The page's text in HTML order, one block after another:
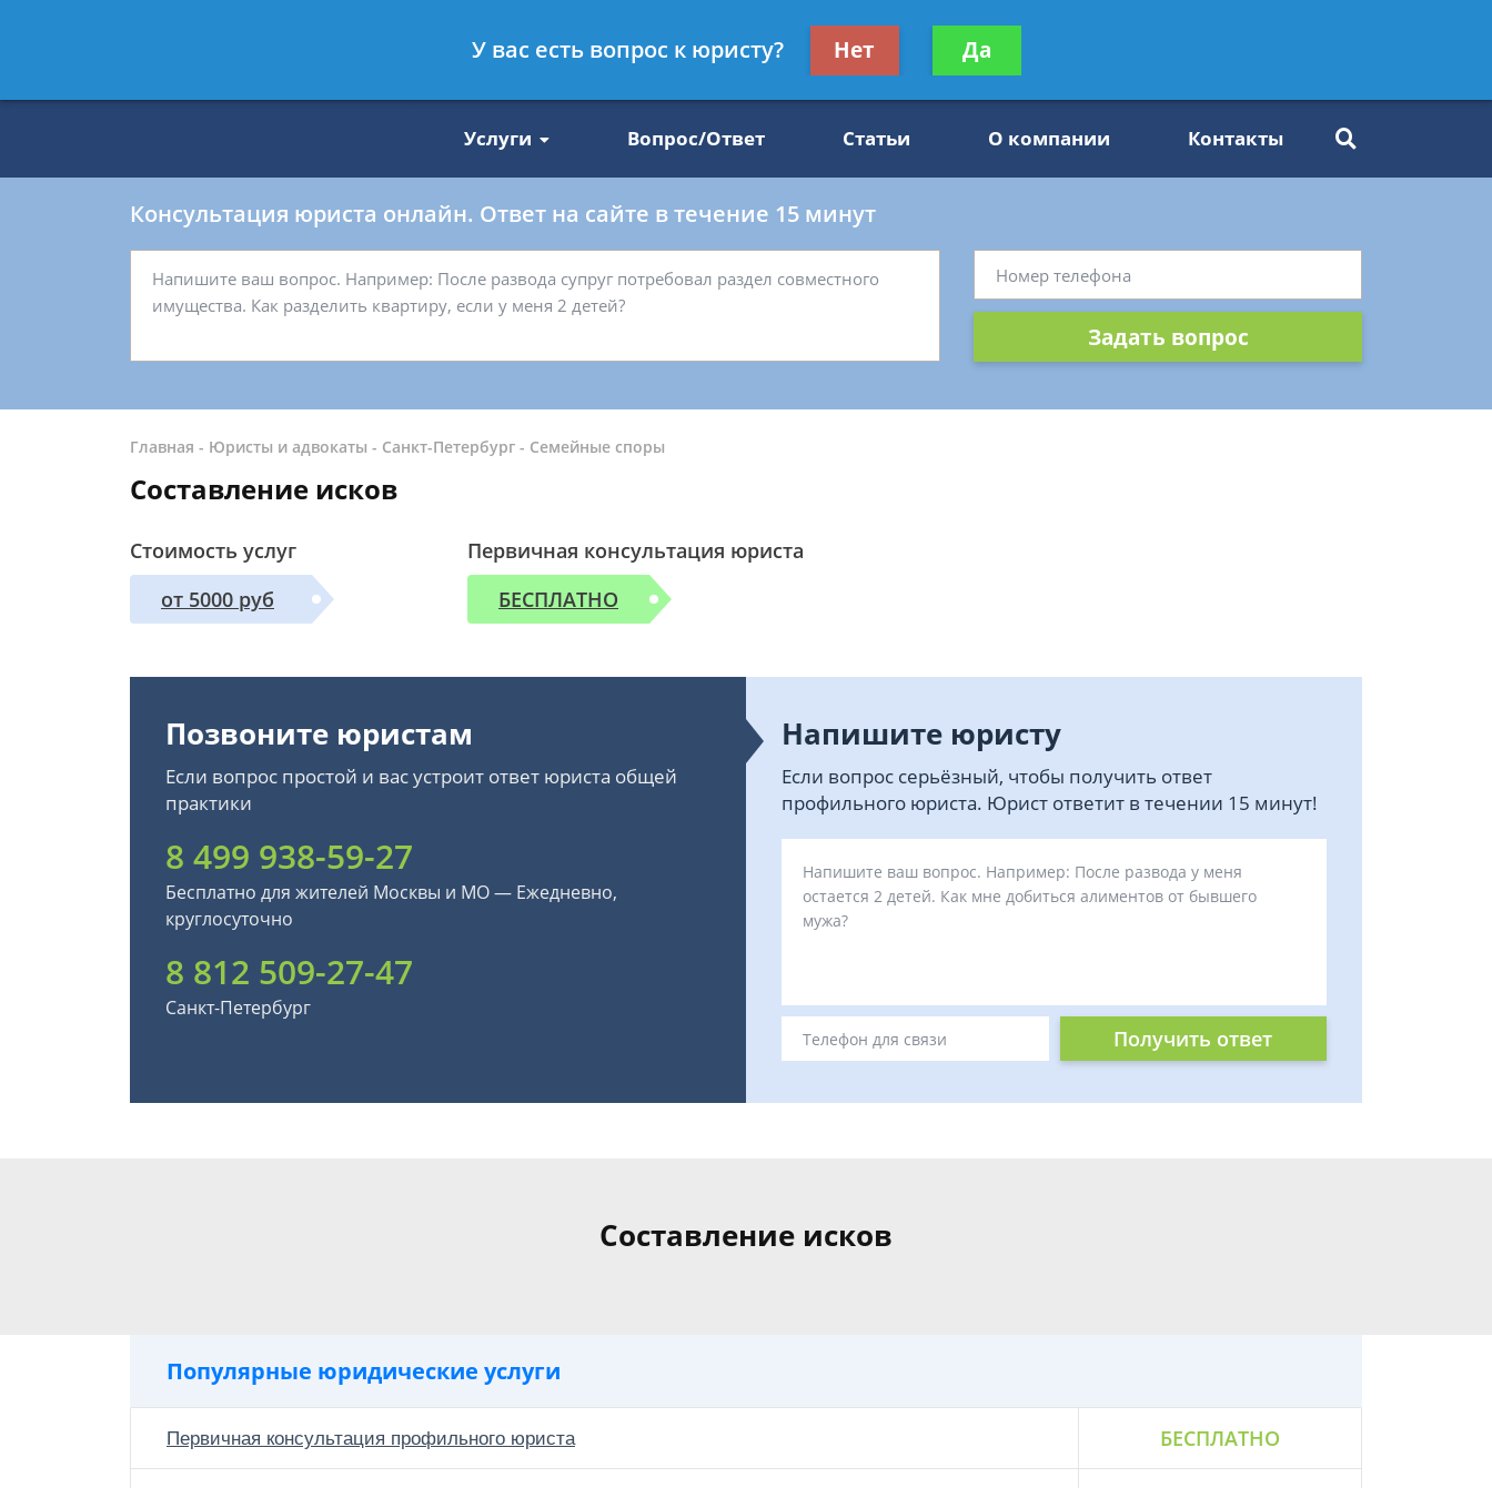
8 812 509-27-47
Получите консультацию
бесплатно
Услуги Вопрос/Ответ Статьи О компании Контакты
Консультация юриста онлайн. Ответ на сайте в течение 15 минут
Задать вопрос
Главная - Юристы и адвокаты - Санкт-Петербург - Семейные споры
Составление исков
Стоимость услуг
от 5000 руб
Первичная консультация юриста
БЕСПЛАТНО
Позвоните юристам
Если вопрос простой и вас устроит ответ юриста общей
практики
8 499 938-59-27
Бесплатно для жителей Москвы и МО — Ежедневно,
круглосуточно
8 812 509-27-47
Санкт-Петербург
Напишите юристу
Если вопрос серьёзный, чтобы получить ответ
профильного юриста. Юрист ответит в течении 15 минут!
Получить ответ
Составление исков
Популярные юридические услуги
Первичная консультация профильного юриста БЕСПЛАТНО
У вас есть вопрос к юристу? Нет Да